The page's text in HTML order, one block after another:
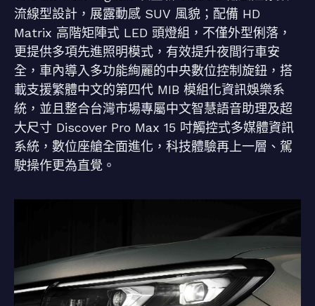
流線型設計，展露動感 SUV 風貌；配備 HD
Matrix 高階矩陣式 LED 頭燈組，不僅外型俐落，
更提供多項先進照明模式，有效提升夜間行車安
全，車內導入多功能絢麗的中央數位控制旋鈕，搭
載支援繁體中文的第四代 MIB 模組化資訊娛樂系
統，並且整合台灣市場專屬中文智慧語音助理及超
大尺寸 Discover Pro Max 15 吋觸控式多媒體資訊
系統，數位座艙全面進化，科技體驗再上一層、駕
駛操作更為直覺。